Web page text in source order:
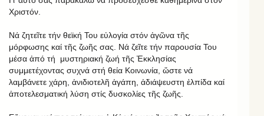
Χριστόν.
Νά ζητεῖτε τήν θεϊκή Του εὐλογία στόν ἀγῶνα τῆς
μόρφωσης καί τῆς ζωῆς σας. Νά ζεῖτε τήν παρουσία Του
μέσα ἀπό τή μυστηριακή ζωή τῆς Ἐκκλησίας
συμμετέχοντας συχνά στή θεία Κοινωνία, ὥστε νά
λαμβάνετε χάρη, ἀνιδιοτελῆ ἀγάπη, ἀδιάψευστη ἐλπίδα καί
ἀποτελεσματική λύση στίς δυσκολίες τῆς ζωῆς.